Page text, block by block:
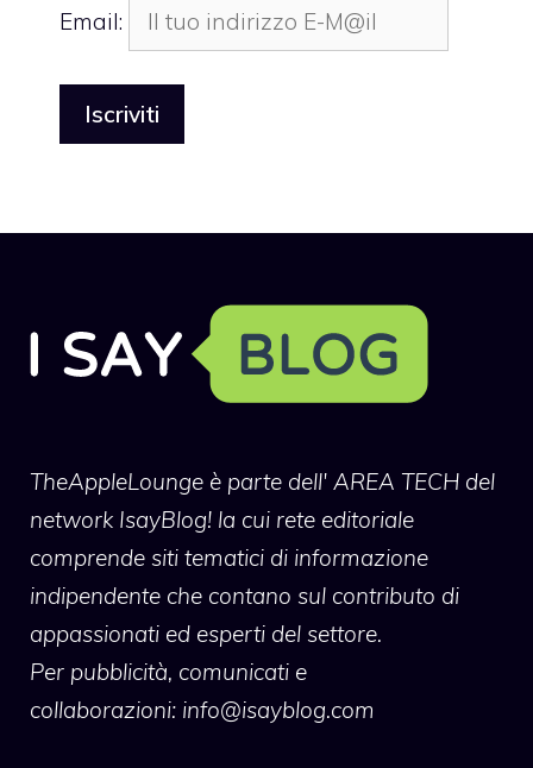
Email:
TheAppleLounge è parte dell' AREA TECH del
network IsayBlog! la cui rete editoriale
comprende siti tematici di informazione
indipendente che contano sul contributo di
appassionati ed esperti del settore.
Per pubblicità, comunicati e
collaborazioni: info@isayblog.com